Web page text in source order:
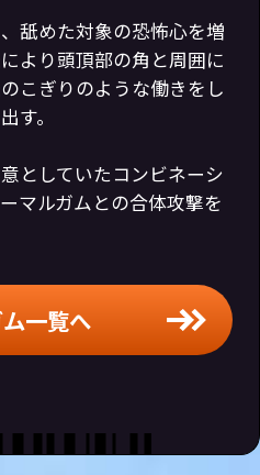
舐めた対象の恐怖心を増
より頭頂部の角と周囲に
こぎりのような働きをし
す。
としていたコンビネーシ
マルガムとの合体攻撃を
一覧へ